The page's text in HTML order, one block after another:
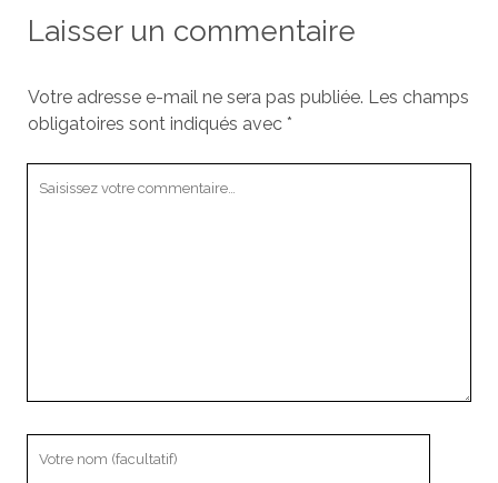
Laisser un commentaire
Votre adresse e-mail ne sera pas publiée. Les champs
obligatoires sont indiqués avec *